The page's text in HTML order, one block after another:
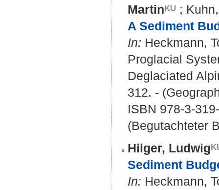
Martin
;
A Sediment
In: Heckmann,
Proglacial
Deglaciated
312. -
ISBN 978-3-
(Begutachteter
Hilger, Ludwig
Sediment
In: Heckmann,